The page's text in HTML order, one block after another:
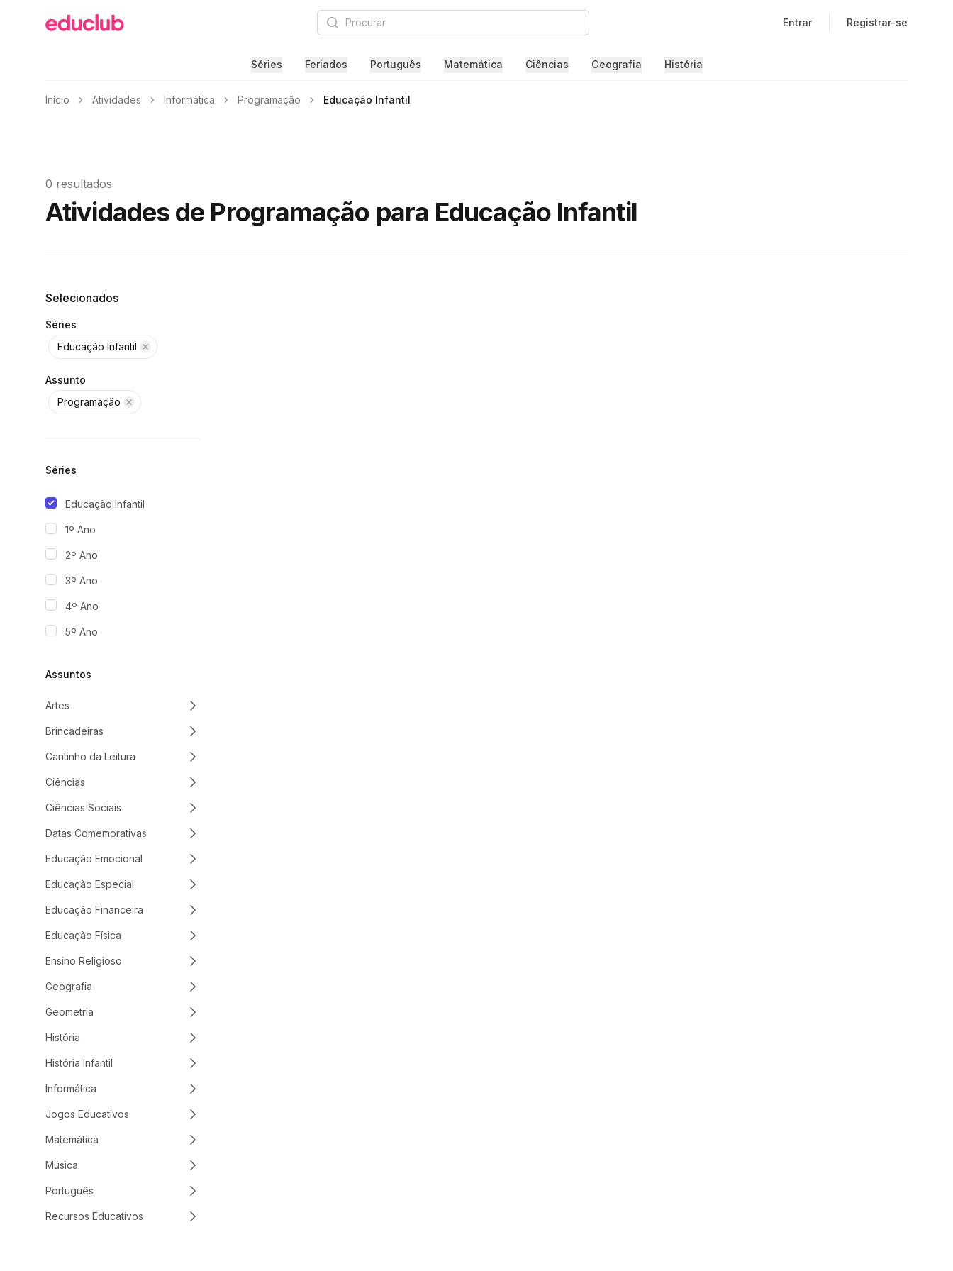
Educlub Procurar Entrar Registrar-se
Séries Feriados Português Matemática Ciências Geografia História
Início Atividades Informática Programação Educação Infantil
0 resultados
Atividades de Programação para Educação Infantil
Filtros
Selecionados
Séries
Educação Infantil
Assunto
Programação
Séries
Educação Infantil
1º Ano
2º Ano
3º Ano
4º Ano
5º Ano
Assuntos
Artes
Brincadeiras
Cantinho da Leitura
Ciências
Ciências Sociais
Datas Comemorativas
Educação Emocional
Educação Especial
Educação Financeira
Educação Física
Ensino Religioso
Geografia
Geometria
História
História Infantil
Informática
Jogos Educativos
Matemática
Música
Português
Recursos Educativos